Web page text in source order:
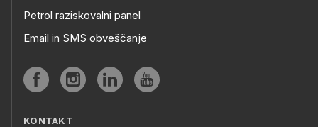
Petrol raziskovalni panel
Email in SMS obveščanje
KONTAKT